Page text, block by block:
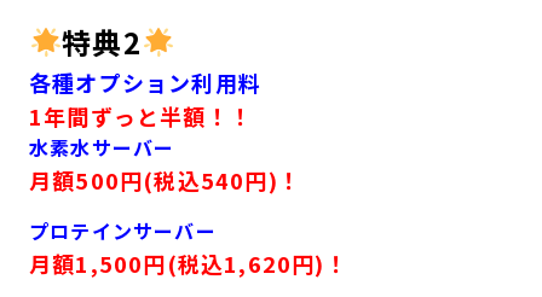
特典2
各種オプション利用料
1年間ずっと半額！！
水素水サーバー
月額500円(税込540円)！
プロテインサーバー
月額1,500円(税込1,620円)！